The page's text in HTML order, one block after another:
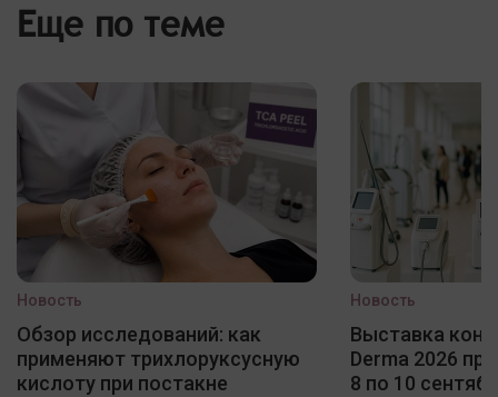
Еще по теме
Новость
Обзор исследований: как
применяют трихлоруксусную
кислоту при постакне
Новость
Выставка
Derma 2026
8 по 10